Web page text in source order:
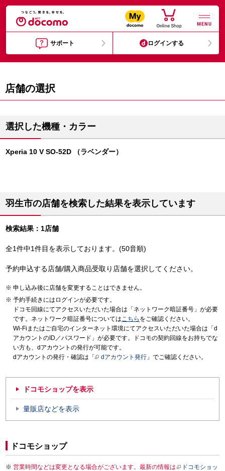
MENU
サポート ログインする
店舗の選択
選択した機種・カラー
Xperia 10 V SO-52D （ラベンダー）
羽生市の店舗を検索した結果を表示しています
検索結果：1店舗
全1件中1件目を表示しております。(50音順)
予約申込する店舗/購入商品受取り店舗を選択してください。
申し込み後に店舗を変更することはできません。
予約手続きにはログインが必要です。
ドコモ回線にてアクセスいただいた場合は「ネットワーク暗証番号」が必要
です。ネットワーク暗証番号についてはこちら をご確認ください。
Wi-Fiまたはご自宅のインターネット環境にてアクセスいただいた場合は「d
アカウントのID／パスワード」が必要です。ドコモの契約回線をお持ちでな
い方も、dアカウントの発行が可能です。
dアカウントの発行・確認は「
dアカウント発行 」でご確認ください。
ドコモショップを表示
量販店などを表示
ドコモショップ
営業時間などは変更となる場合がございます。最新の情報は
ドコモショッ